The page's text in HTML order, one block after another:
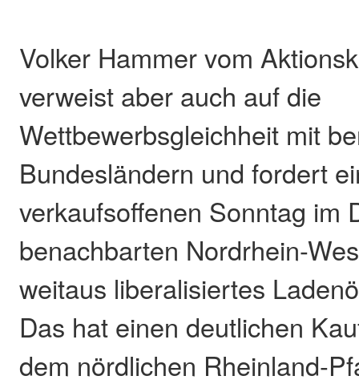
Volker Hammer vom
verweist aber auch auf die
Wettbewerbsgleichheit mit
Bundesländern und fordert
verkaufsoffenen Sonntag im
benachbarten Nordrhein-
weitaus liberalisiertes
Das hat einen deutlichen
dem nördlichen Rheinland-